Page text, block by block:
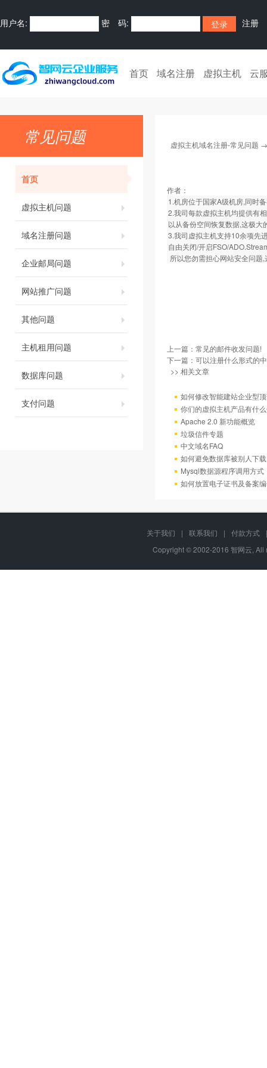
用户名: 密 码: 注册
首页 域名注册 虚拟主机 云
常见问题
首页
虚拟主机问题
域名注册问题
企业邮局问题
网站推广问题
其他问题
主机租用问题
数据库问题
支付问题
虚拟主机域名注册-常见问题
作者：
1.机房位于国家A级机房,同时
2.我司每款虚拟主机均提供有
以从备份空间恢复数据,这极大
3.我司虚拟主机支持10余项先
自由关闭/开启FSO/
所以您勿需担心网站安全问题
上一篇： 常见的邮件收发问题!
下一篇： 可以注册什么形式的
>> 相关文章
如何修改智能建站企业型
你们的虚拟主机产品有什
Apache 2.0 新功能概览
垃圾信件专题
中文域名FAQ
如何避免数据库被别人下
Mysql数据源程序调用方
如何放置电子证书及备案
关于我们 | 联系我们 | 付款方式
|
Copyright © 2002-2016 智网云,